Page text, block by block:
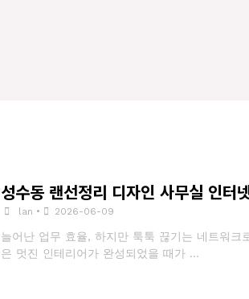
성수동 랜선정리 디자인 사무실 인터
lan • 2026-06-09
늘어난 업무 효율, 하지만 툭툭 끊기는 네트워
은 멋진 인테리어가 완성되었을 때가 …